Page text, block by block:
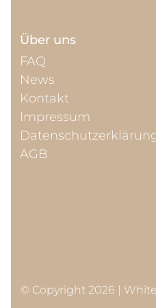
Über uns
FAQ
News
Kontakt
Impressum
AGB
© Copyright 2026 |